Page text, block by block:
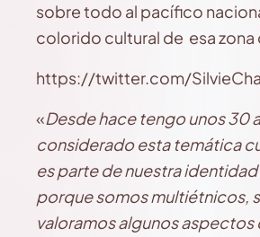
sobre todo al pacífico
colorido cultural de esa zona
https://twitter.com/
«Desde hace tengo unos 30
considerado esta temática
es parte de nuestra
porque somos multiétnicos,
valoramos algunos aspectos